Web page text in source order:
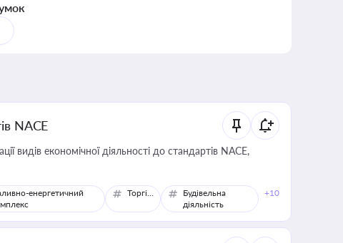
NACE
видів економічної діяльності до стандартів NACE,
енергетичний
Торгівля
Будівельна
діяльність
+10